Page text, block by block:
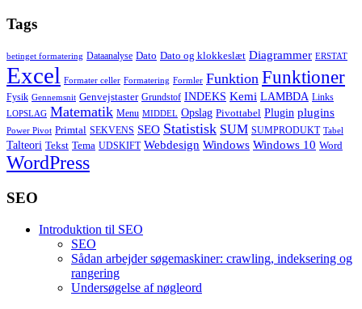
Tags
betinget formatering Dataanalyse Dato Dato og klokkeslæt Diagrammer ERSTAT
Excel Formater celler Formatering Formler Funktion Funktioner
Fysik Gennemsnit Genvejstaster Grundstof INDEKS Kemi LAMBDA Links
LOPSLAG Matematik Menu MIDDEL Opslag Pivottabel Plugin plugins
Power Pivot Primtal SEKVENS SEO Statistisk SUM SUMPRODUKT Tabel
Talteori Tekst Tema UDSKIFT Webdesign Windows Windows 10 Word
WordPress
SEO
Introduktion til SEO
SEO
Sådan arbejder søgemaskiner: crawling, indeksering og
rangering
Undersøgelse af nøgleord